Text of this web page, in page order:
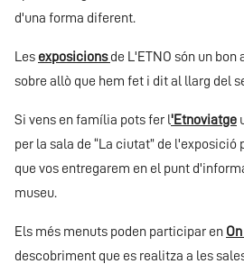
d'una forma diferent.
Les exposicionsde L'ETNO són un
sobre allò que hem fet i dit al llarg del
Si vens en família pots fer l'Etnoviatge
per la sala de “La ciutat” de l'exposició
que vos entregarem en el punt
museu.
Els més menuts poden participar en
descobriment que es realitza a les